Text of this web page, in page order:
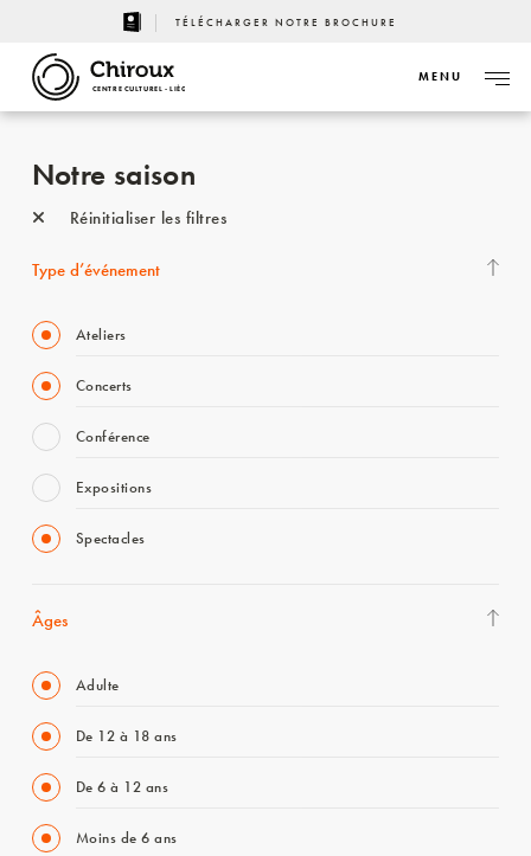
TÉLÉCHARGER NOTRE BROCHURE
CENTRE CULTUREL - LIÈGE
MENU
Notre saison
Réinitialiser les filtres
Type d’événement
Ateliers
Concerts
Conférence
Expositions
Spectacles
Âges
Adulte
De 12 à 18 ans
De 6 à 12 ans
Moins de 6 ans